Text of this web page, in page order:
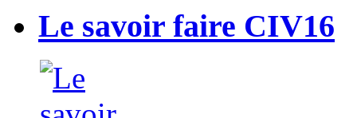
Le savoir faire CIV16